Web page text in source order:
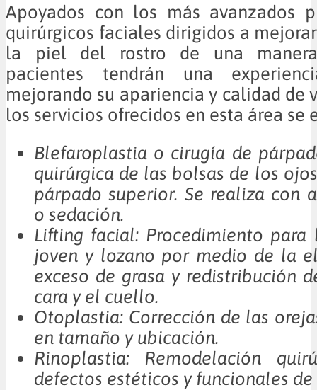
Apoyados con los más avanzados
quirúrgicos faciales dirigidos a
la piel del rostro de una
pacientes tendrán una
mejorando su apariencia y calidad de
los servicios ofrecidos en esta área se
Blefaroplastia o cirugía de
quirúrgica de las bolsas de los
párpado superior. Se realiza con
o sedación.
Lifting facial: Procedimiento para
joven y lozano por medio de la
exceso de grasa y redistribución
cara y el cuello.
Otoplastia: Corrección de las
en tamaño y ubicación.
Rinoplastia: Remodelación
defectos estéticos y funcionales